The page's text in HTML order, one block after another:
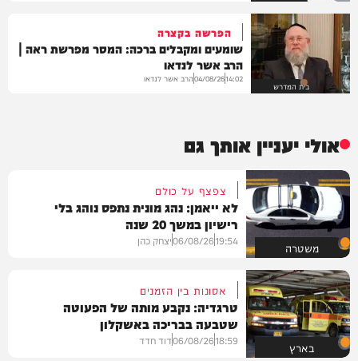
בית המדרש
הפרשה בקצרה
שומעים ומקבלים ברכה: המסר מפרשת ראה |
הרב אשר לנדאו
14:02
04/08/26הרב אשר לנדאו
אולי יעניין אותך גם
משטרה
צפצף על כולם
לא ייאמן: נהג מונית נתפס נוהג בלי
רישיון במשך 20 שנה
19:54
06/08/26יצחק כהן
בארץ
אסונות בין הזמנים
טרגדיה: נקבע מותה של הפעוטה
שטבעה בבריכה באשקלון
18:59
06/08/26דוד חדד